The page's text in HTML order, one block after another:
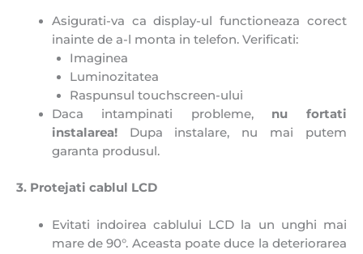
Asigurati-va ca display-ul functioneaza corect
inainte de a-l monta in telefon. Verificati:
Imaginea
Luminozitatea
Raspunsul touchscreen-ului
Daca intampinati probleme, nu fortati
instalarea!Dupa instalare, nu mai putem
garanta produsul.
3. Protejati cablul LCD
Evitati indoirea cablului LCD la un unghi mai
mare de 90°. Aceasta poate duce la deteriorarea